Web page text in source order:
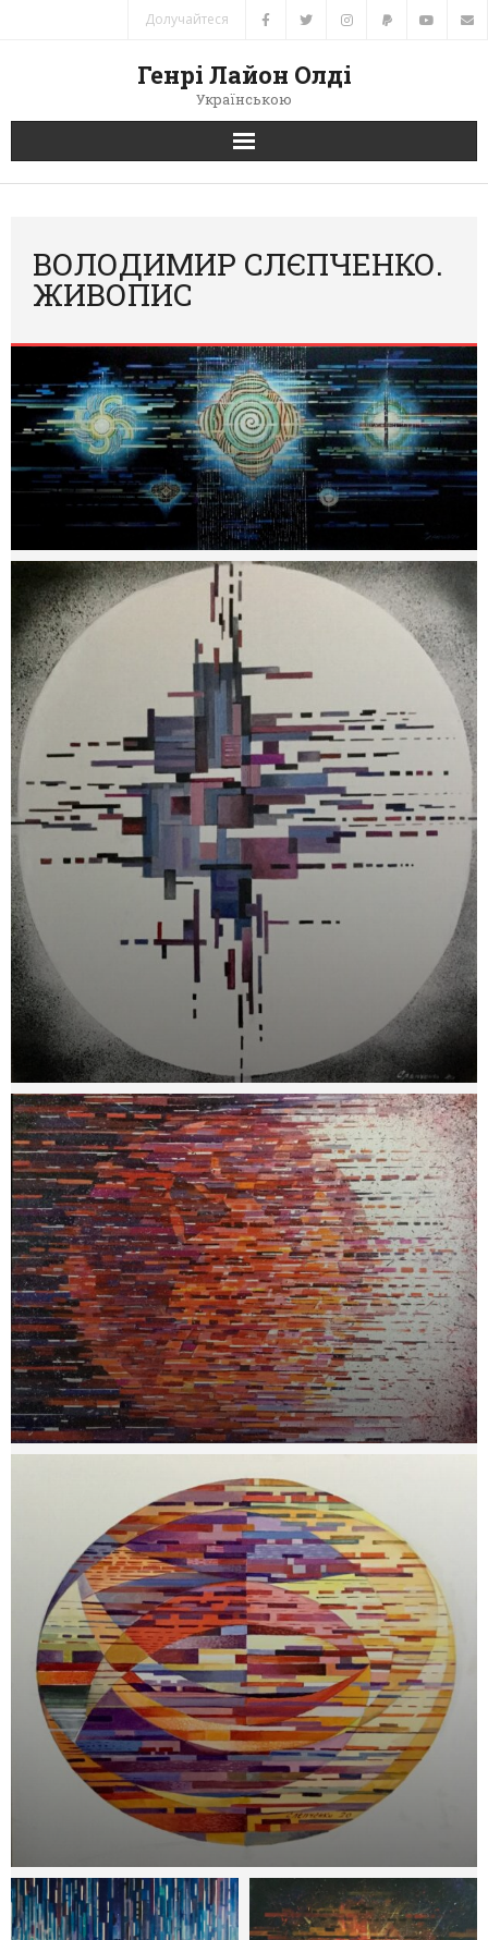
Долучайтеся
Генрі Лайон Олді
Українською
Головна
Автори
Книги
Переклади
Зв’язок
Світ Олді
ВОЛОДИМИР СЛЄПЧЕНКО.
ЖИВОПИС